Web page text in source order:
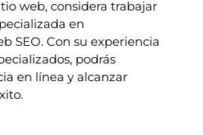
web, considera trabajar
en
SEO. Con su experiencia
podrás
en línea y alcanzar